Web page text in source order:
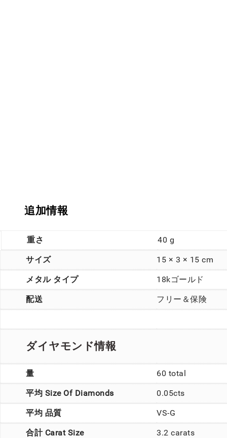
追加情報
重さ 40 g
サイズ 15 × 3 × 15 cm
メタル タイプ 18kゴールド
配送 フリー＆保険
ダイヤモンド情報
量 60 total
平均 Size Of Diamonds 0.05cts
平均 品質 VS-G
合計 Carat Size 3.2 carats